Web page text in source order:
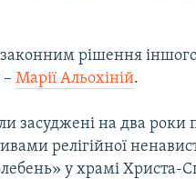
рішення
–Марії Альохіній.
засуджені на два роки
релігійної
у храмі Христа-